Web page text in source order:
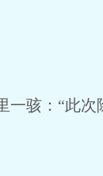
骇：“此次